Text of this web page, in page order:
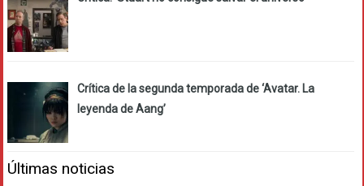
Crítica de la segunda temporada de ‘Avatar. La
leyenda de Aang’
Últimas noticias